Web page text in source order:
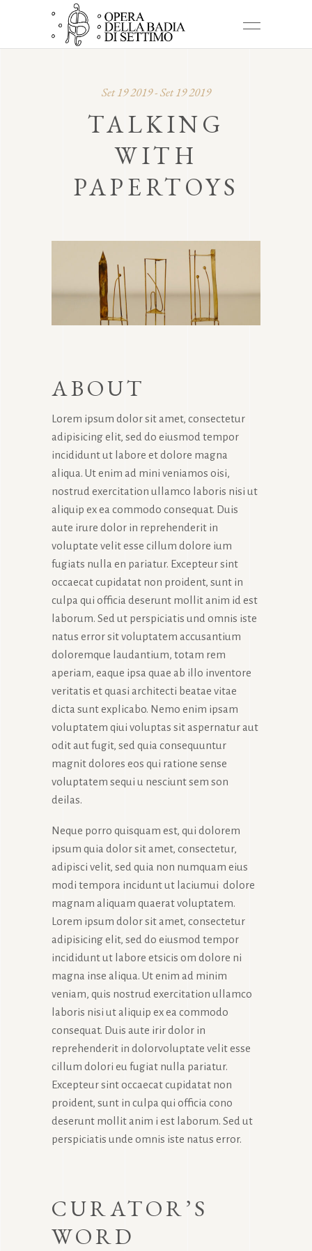
Set 19 2019 - Set 19 2019
TALKING
WITH
PAPERTOYS
ABOUT
Lorem ipsum dolor sit amet, consectetur
adipisicing elit, sed do eiusmod tempor
incididunt ut labore et dolore magna
aliqua. Ut enim ad mini veniamos oisi,
nostrud exercitation ullamco laboris nisi ut
aliquip ex ea commodo consequat. Duis
aute irure dolor in reprehenderit in
voluptate velit esse cillum dolore ium
fugiats nulla en pariatur. Excepteur sint
occaecat cupidatat non proident, sunt in
culpa qui officia deserunt mollit anim id est
laborum. Sed ut perspiciatis und omnis iste
natus error sit voluptatem accusantium
doloremque laudantium, totam rem
aperiam, eaque ipsa quae ab illo inventore
veritatis et quasi architecti beatae vitae
dicta sunt explicabo. Nemo enim ipsam
voluptatem qiui voluptas sit aspernatur aut
odit aut fugit, sed quia consequuntur
magnit dolores eos qui ratione sense
voluptatem sequi u nesciunt sem son
deilas.
Neque porro quisquam est, qui dolorem
ipsum quia dolor sit amet, consectetur,
adipisci velit, sed quia non numquam eius
modi tempora incidunt ut laciumui dolore
magnam aliquam quaerat voluptatem.
Lorem ipsum dolor sit amet, consectetur
adipisicing elit, sed do eiusmod tempor
incididunt ut labore etsicis om dolore ni
magna inse aliqua. Ut enim ad minim
veniam, quis nostrud exercitation ullamco
laboris nisi ut aliquip ex ea commodo
consequat. Duis aute irir dolor in
reprehenderit in dolorvoluptate velit esse
cillum dolori eu fugiat nulla pariatur.
Excepteur sint occaecat cupidatat non
proident, sunt in culpa qui officia cono
deserunt mollit anim i est laborum. Sed ut
perspiciatis unde omnis iste natus error.
CURATOR’S
WORD